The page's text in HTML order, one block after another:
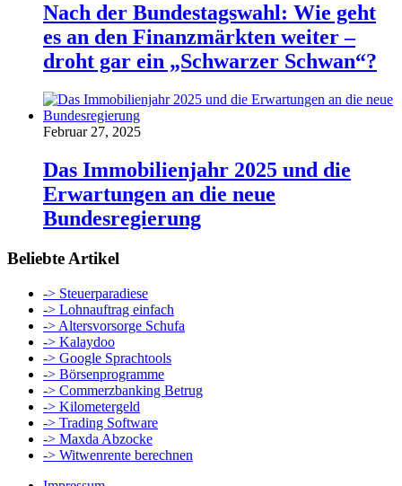
Nach der Bundestagswahl: Wie geht
es an den Finanzmärkten weiter –
droht gar ein „Schwarzer Schwan“?
Februar 27, 2025
Das Immobilienjahr 2025 und die
Erwartungen an die neue
Bundesregierung
Beliebte Artikel
-> Steuerparadiese
-> Lohnauftrag einfach
-> Altersvorsorge Schufa
-> Kalaydoo
-> Google Sprachtools
-> Börsenprogramme
-> Commerzbanking Betrug
-> Kilometergeld
-> Trading Software
-> Maxda Abzocke
-> Witwenrente berechnen